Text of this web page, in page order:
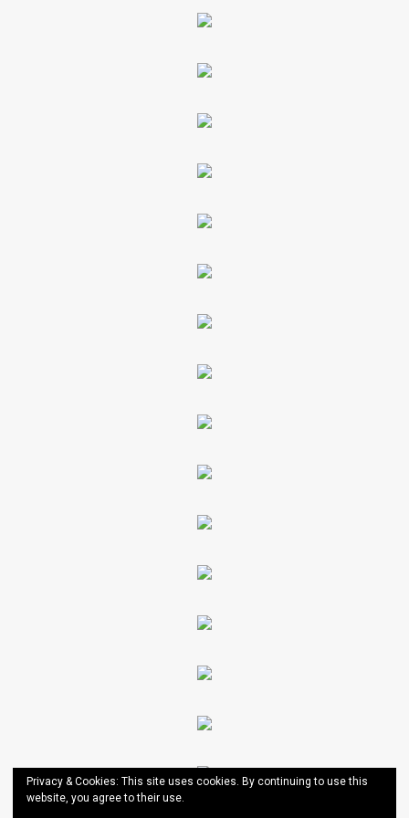
Privacy & Cookies: This site uses cookies. By continuing to use this
website, you agree to their use.